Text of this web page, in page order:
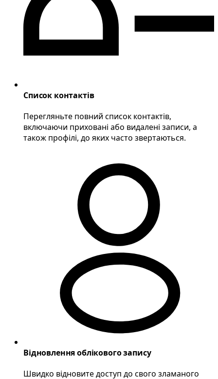
Список контактів
Перегляньте повний список контактів,
включаючи приховані або видалені записи, а
також профілі, до яких часто звертаються.
Відновлення облікового запису
Швидко відновите доступ до свого зламаного